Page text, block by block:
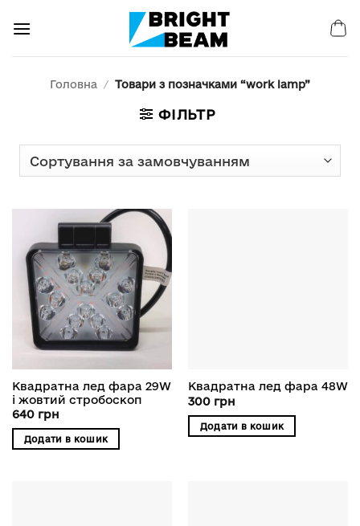
Головна / Товари з позначками “work lamp”
ФІЛЬТР
Квадратна лед фара 29W
і жовтий стробоскоп
640 грн
Додати в кошик
Квадратна лед фара 48W
300 грн
Додати в кошик